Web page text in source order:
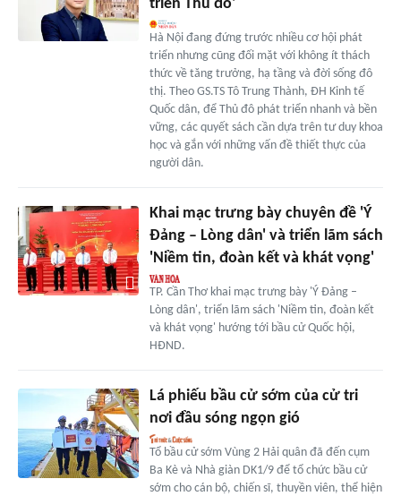
triển Thủ đô'
Hà Nội đang đứng trước nhiều cơ hội phát
triển nhưng cũng đối mặt với không ít thách
thức về tăng trưởng, hạ tầng và đời sống đô
thị. Theo GS.TS Tô Trung Thành, ĐH Kinh tế
Quốc dân, để Thủ đô phát triển nhanh và bền
vững, các quyết sách cần dựa trên tư duy khoa
học và gắn với những vấn đề thiết thực của
người dân.
Khai mạc trưng bày chuyên đề 'Ý
Đảng – Lòng dân' và triển lãm sách
'Niềm tin, đoàn kết và khát vọng'
TP. Cần Thơ khai mạc trưng bày 'Ý Đảng –
Lòng dân', triển lãm sách 'Niềm tin, đoàn kết
và khát vọng' hướng tới bầu cử Quốc hội,
HĐND.
Lá phiếu bầu cử sớm của cử tri
nơi đầu sóng ngọn gió
Tổ bầu cử sớm Vùng 2 Hải quân đã đến cụm
Ba Kè và Nhà giàn DK1/9 để tổ chức bầu cử
sớm cho cán bộ, chiến sĩ, thuyền viên, thể hiện